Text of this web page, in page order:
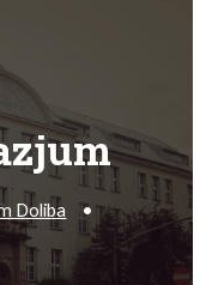
Doliba •
FB